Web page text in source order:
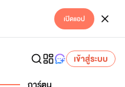
เปิดแอป
เข้าสู่ระบบ